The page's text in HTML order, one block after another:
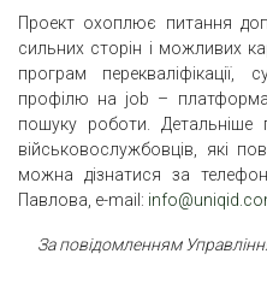
Проект охоплює питання
сильних сторін і можливих
програм перекваліфікації,
профілю на job –
пошуку роботи. Детальніше
військовослужбовців, які
можна дізнатися за
Павлова, e-mail:
За повідомленням